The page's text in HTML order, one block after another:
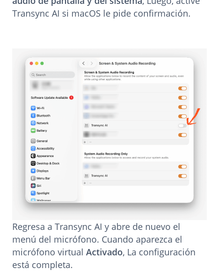
Transync AI si macOS le pide confirmación.
Regresa a Transync AI y abre de nuevo el
menú del micrófono. Cuando aparezca el
micrófono virtual Activado, La configuración
está completa.